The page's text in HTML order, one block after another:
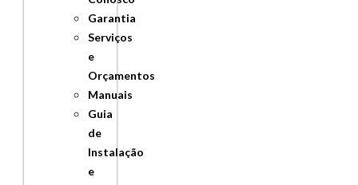
Garantia
Serviços
e
Orçamentos
Manuais
Guia
de
Instalação
e